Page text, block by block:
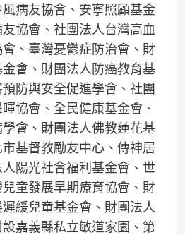
病友協會、安寧照顧基金
協會、社團法人台灣高血
、臺灣憂鬱症防治會、財
會、財團法人防癌教育基
防與安全促進學會、社團
協會、全民健康基金會、
會、財團法人佛教蓮花基
基督教勵友中心、傳神居
陽光社會福利基金會、世
童發展早期療育協會、財
緩兒童基金會、財團法人
嘉義縣私立敏道家園、第